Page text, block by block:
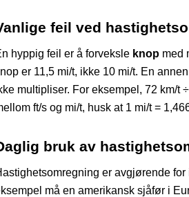
feil ved
hyppig feil er å forveksle knop med
er 11,5 mi/t, ikke 10 mi/t. En
multipliser. For eksempel, 72 km/t
ft/s og mi/t, husk at 1 mi/t =
bruk av
er avgjørende
må en amerikansk sjåfør i